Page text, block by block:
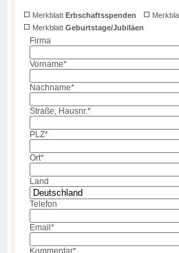
Merkblatt Erbschaftsspenden
Merkblatt Geburtstage/Jubiläen
Firma
Vorname*
Nachname*
Straße, Hausnr.*
PLZ*
Ort*
Land
Telefon
Email*
Kommentar*